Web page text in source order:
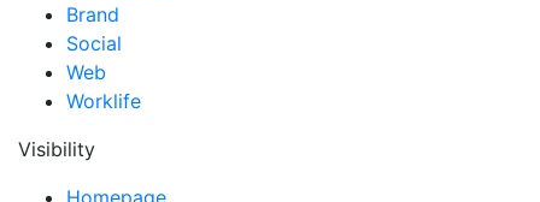
Brand
Social
Web
Worklife
Visibility
Homepage